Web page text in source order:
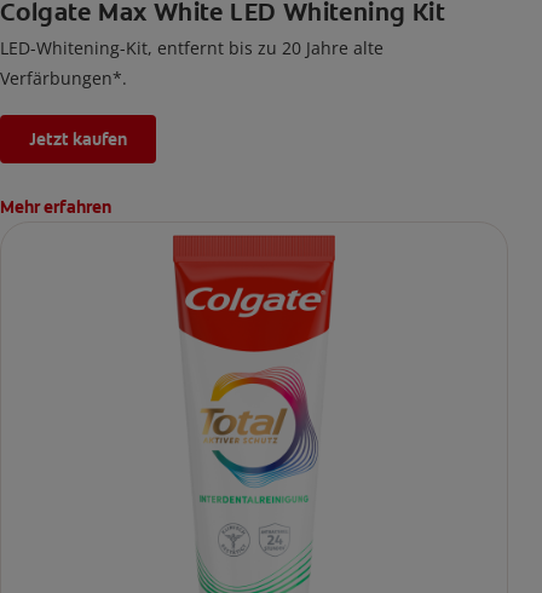
Colgate Max White LED Whitening Kit
LED-Whitening-Kit, entfernt bis zu 20 Jahre alte
Verfärbungen*.
Jetzt kaufen
Mehr erfahren